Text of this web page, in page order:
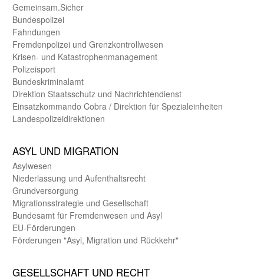
Gemein­sam.Sicher
Bundes­polizei
Fahndungen
Fremdenpolizei und Grenzkontrollwesen
Krisen- und Katastrophen­management
Polizeisport
Bundes­kriminal­amt
Direktion Staats­schutz und Nach­richten­dienst
Einsatz­kommando Cobra / Direktion für Spezialeinheiten
Landes­polizei­direk­tionen
ASYL UND MIGRA­TION
Asyl­wesen
Nieder­lassung und Aufent­halts­recht
Grund­versorgung
Migrations­strategie und Gesell­schaft
Bundes­amt für Fremden­wesen und Asyl
EU-Förde­rungen
Förderungen "Asyl, Migration und Rückkehr"
GE­SELL­SCHAFT UND RECHT